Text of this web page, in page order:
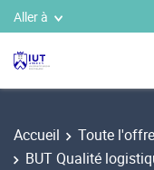
Aller à
Accueil Toute
BUT Qualité